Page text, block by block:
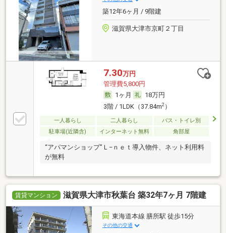
築12年6ヶ月 / 9階建
滋賀県大津市京町２丁目
7.30万円
管理費5,800円
1ヶ月
18万円
3階 / 1LDK（37.84m2）
一人暮らし 二人暮らし
バス・トイレ別
駐車場(近隣含)
インターネット無料 角部屋
“アパマンショップ”Ｌ−ｎｅｔ導入物件、ネット利用料
が無料
賃貸マンション 滋賀県大津市秋葉台 築32年7ヶ月 7階建
東海道本線 膳所駅 徒歩15分
その他の交通